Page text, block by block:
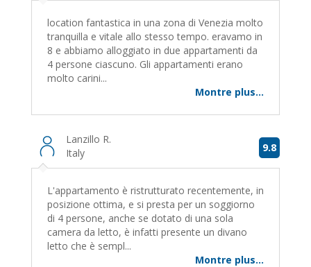
location fantastica in una zona di Venezia molto
tranquilla e vitale allo stesso tempo. eravamo in
8 e abbiamo alloggiato in due appartamenti da
4 persone ciascuno. Gli appartamenti erano
molto carini...
Montre plus...
Lanzillo R.
Italy
9.8
L'appartamento è ristrutturato recentemente, in
posizione ottima, e si presta per un soggiorno
di 4 persone, anche se dotato di una sola
camera da letto, è infatti presente un divano
letto che è sempl...
Montre plus...